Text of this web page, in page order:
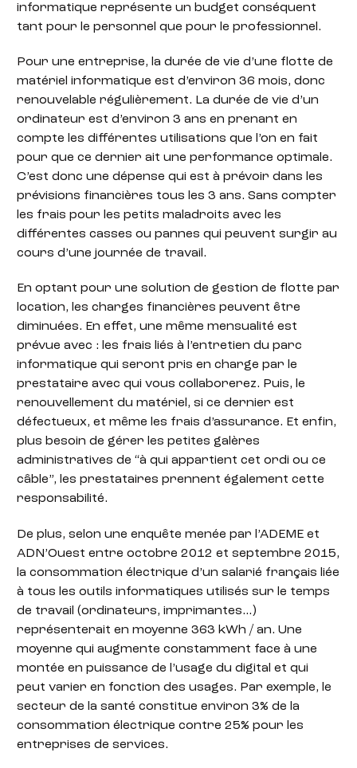
informatique représente un budget conséquent
tant pour le personnel que pour le professionnel.
Pour une entreprise, la durée de vie d’une flotte de
matériel informatique est d’environ 36 mois, donc
renouvelable régulièrement. La durée de vie d’un
ordinateur est d’environ 3 ans en prenant en
compte les différentes utilisations que l’on en fait
pour que ce dernier ait une performance optimale.
C’est donc une dépense qui est à prévoir dans les
prévisions financières tous les 3 ans. Sans compter
les frais pour les petits maladroits avec les
différentes casses ou pannes qui peuvent surgir au
cours d’une journée de travail.
En optant pour une solution de gestion de flotte par
location, les charges financières peuvent être
diminuées. En effet, une même mensualité est
prévue avec : les frais liés à l’entretien du parc
informatique qui seront pris en charge par le
prestataire avec qui vous collaborerez. Puis, le
renouvellement du matériel, si ce dernier est
défectueux, et même les frais d’assurance. Et enfin,
plus besoin de gérer les petites galères
administratives de “à qui appartient cet ordi ou ce
câble”, les prestataires prennent également cette
responsabilité.
De plus, selon une enquête menée par l’ADEME et
ADN’Ouest entre octobre 2012 et septembre 2015,
la consommation électrique d’un salarié français liée
à tous les outils informatiques utilisés sur le temps
de travail (ordinateurs, imprimantes…)
représenterait en moyenne 363 kWh / an. Une
moyenne qui augmente constamment face à une
montée en puissance de l’usage du digital et qui
peut varier en fonction des usages. Par exemple, le
secteur de la santé constitue environ 3% de la
consommation électrique contre 25% pour les
entreprises de services.